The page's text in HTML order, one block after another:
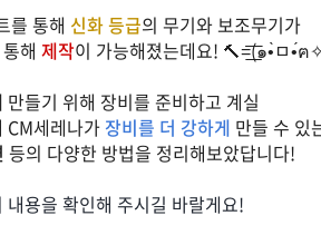
를 통해 신화 등급의 무기와 보조무기가
해 제작이 가능해졌는데요! 🔨=͟͟͞͞(๑•̀ㅁ•́ฅ
만들기 위해 장비를 준비하고 계실
CM세레나가 장비를 더 강하게 만들 수 있
등의 다양한 방법을 정리해보았답니다!
용을 확인해 주시길 바랄게요!